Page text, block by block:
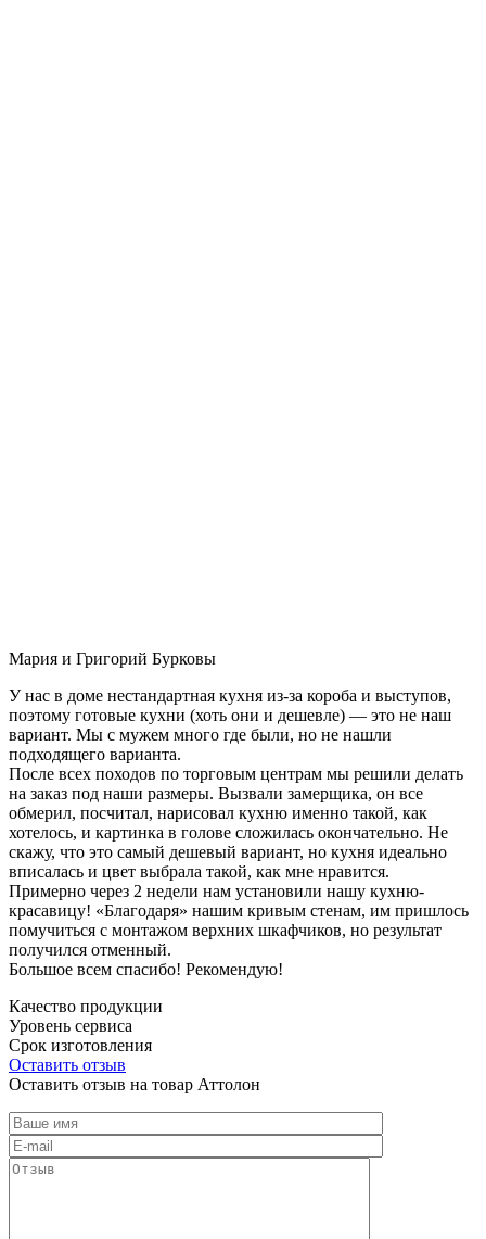
Мария и Григорий Бурковы
У нас в доме нестандартная кухня из-за короба и выступов,
поэтому готовые кухни (хоть они и дешевле) — это не наш
вариант. Мы с мужем много где были, но не нашли
подходящего варианта.
После всех походов по торговым центрам мы решили делать
на заказ под наши размеры. Вызвали замерщика, он все
обмерил, посчитал, нарисовал кухню именно такой, как
хотелось, и картинка в голове сложилась окончательно. Не
скажу, что это самый дешевый вариант, но кухня идеально
вписалась и цвет выбрала такой, как мне нравится.
Примерно через 2 недели нам установили нашу кухню-
красавицу! «Благодаря» нашим кривым стенам, им пришлось
помучиться с монтажом верхних шкафчиков, но результат
получился отменный.
Большое всем спасибо! Рекомендую!
Качество продукции
Уровень сервиса
Срок изготовления
Оставить отзыв
Оставить отзыв на товар Аттолон